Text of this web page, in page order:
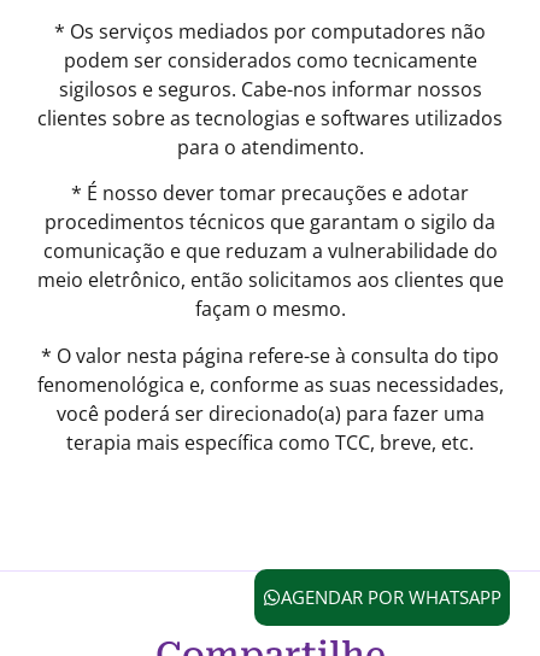
* Os serviços mediados por computadores não
podem ser considerados como tecnicamente
sigilosos e seguros. Cabe-nos informar nossos
clientes sobre as tecnologias e softwares utilizados
para o atendimento.
* É nosso dever tomar precauções e adotar
procedimentos técnicos que garantam o sigilo da
comunicação e que reduzam a vulnerabilidade do
meio eletrônico, então solicitamos aos clientes que
façam o mesmo.
* O valor nesta página refere-se à consulta do tipo
fenomenológica e, conforme as suas necessidades,
você poderá ser direcionado(a) para fazer uma
terapia mais específica como TCC, breve, etc.
AGENDAR POR WHATSAPP